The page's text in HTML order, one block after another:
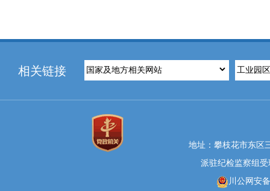
相关链接
地址：攀枝花市东区
派驻纪检监察组受
川公网安